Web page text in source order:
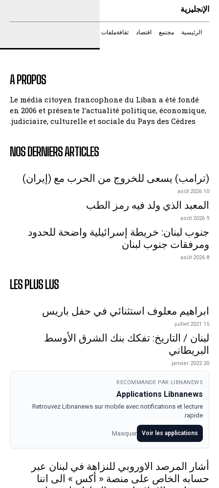
الإنجليزية
الرئيسية مجتمع اقتصاد ثقافةملفات
A PROPOS
Le média citoyen francophone du Liban a été fondé
en 2006 et présente l’actualité politique, économique,
judiciaire, culturelle et sociale du Pays des Cèdres.
NOS DERNIERS ARTICLES
(ترامب) يسعى للخروج من الحرب مع (إيران)
10 août 2026
المعبد الذي ولد فيه رمز الطب
9 août 2026
جنوب لبنان: خريطة إسرائيلية واضحة للحدود
ومرفقات جنوب لبنان
8 août 2026
LES PLUS LUS
ابراهيم معلوف استثنائي في حفل باريس
15 juillet 2021
لبنان / التاريخ: تفكك بنك الشرق الأوسط
البريطاني
20 janvier 2022
RECOMMANDE PAR LIBNANEWS
Applications Libnanews
Retrouvez Libnanews sur mobile avec notifications et lecture
rapide.
Voir les applications
Masquer
أشار المرصد الاوروبي للنزاهة في لبنان عبر
حسابه الخاص على منصة « أكس » الى اننا